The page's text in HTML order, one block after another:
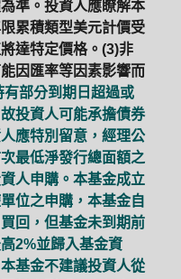
準。投資人應瞭解本
累積類型美元計價受
達特定價格。(3)非
因匯率等因素影響而
有部分到期日超過或
投資人可能承擔債券
應特別留意，經理公
最低淨發行總面額之
人申購。本基金成立
位之申購，本基金自
回，但基金未到期前
2%並歸入基金資
基金不建議投資人從